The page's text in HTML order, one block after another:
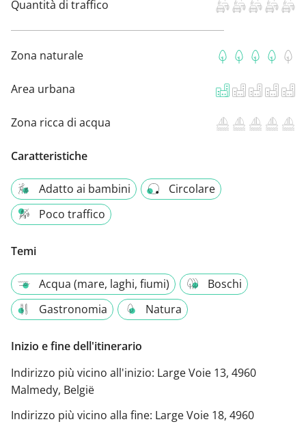
Quantità di traffico
Zona naturale
Area urbana
Zona ricca di acqua
Caratteristiche
Adatto ai bambini
Circolare
Poco traffico
Temi
Acqua (mare, laghi, fiumi)
Boschi
Gastronomia
Natura
Inizio e fine dell'itinerario
Indirizzo più vicino all'inizio: Large Voie 13, 4960
Malmedy, België
Indirizzo più vicino alla fine: Large Voie 18, 4960